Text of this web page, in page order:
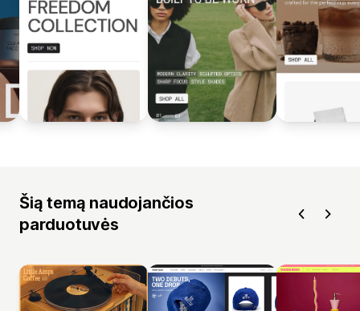
Šią temą naudojančios
parduotuvės